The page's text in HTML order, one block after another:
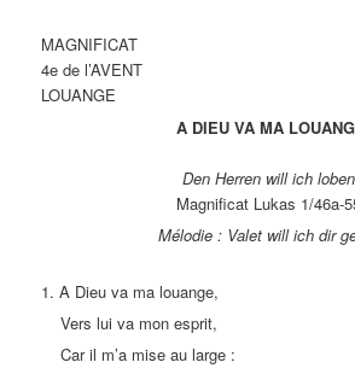
MAGNIFICAT
4e de l’AVENT
LOUANGE
A DIEU VA MA
Den Herren will ich loben
Magnificat Lukas 1/46a-
Mélodie : Valet will ich dir
1. A Dieu va ma louange,
Vers lui va mon esprit,
Car il m’a mise au large :